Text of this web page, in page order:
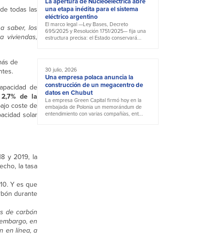
todas las
saber, los
viviendas,
de
de
de la
coste de
solar
y 2019, la
la tasa
Y es que
durante
de carbón
en
en línea, a
una etapa inédita para el sistema
eléctrico argentino
El marco legal —Ley Bases, Decreto
695/2025 y Resolución 1751/2025— fija una
estructura precisa: el Estado conservará...
30 julio, 2026
Una empresa polaca anuncia la
construcción de un megacentro de
datos en Chubut
La empresa Green Capital firmó hoy en la
embajada de Polonia un memorándum de
entendimiento con varias compañías, ent...